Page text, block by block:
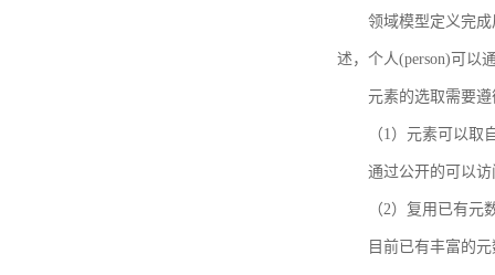
领域模型定义完
述，个人(person)可以
元素的选取需要
（1）元素可以取
通过公开的可以
（2）复用已有元
目前已有丰富的